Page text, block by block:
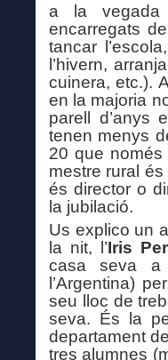
a la vegada
encarregats
tancar
l’hivern,
cuinera, etc.).
en la majoria
parell d’anys
tenen menys
20 que només
mestre rural
és director o
la jubilació.
Us explico un
la nit, l’Iris
casa seva a
l’Argentina)
seu lloc de
seva. És la
departament
tres alumnes